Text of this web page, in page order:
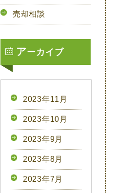
売却相談
アーカイブ
2023年11月
2023年10月
2023年9月
2023年8月
2023年7月